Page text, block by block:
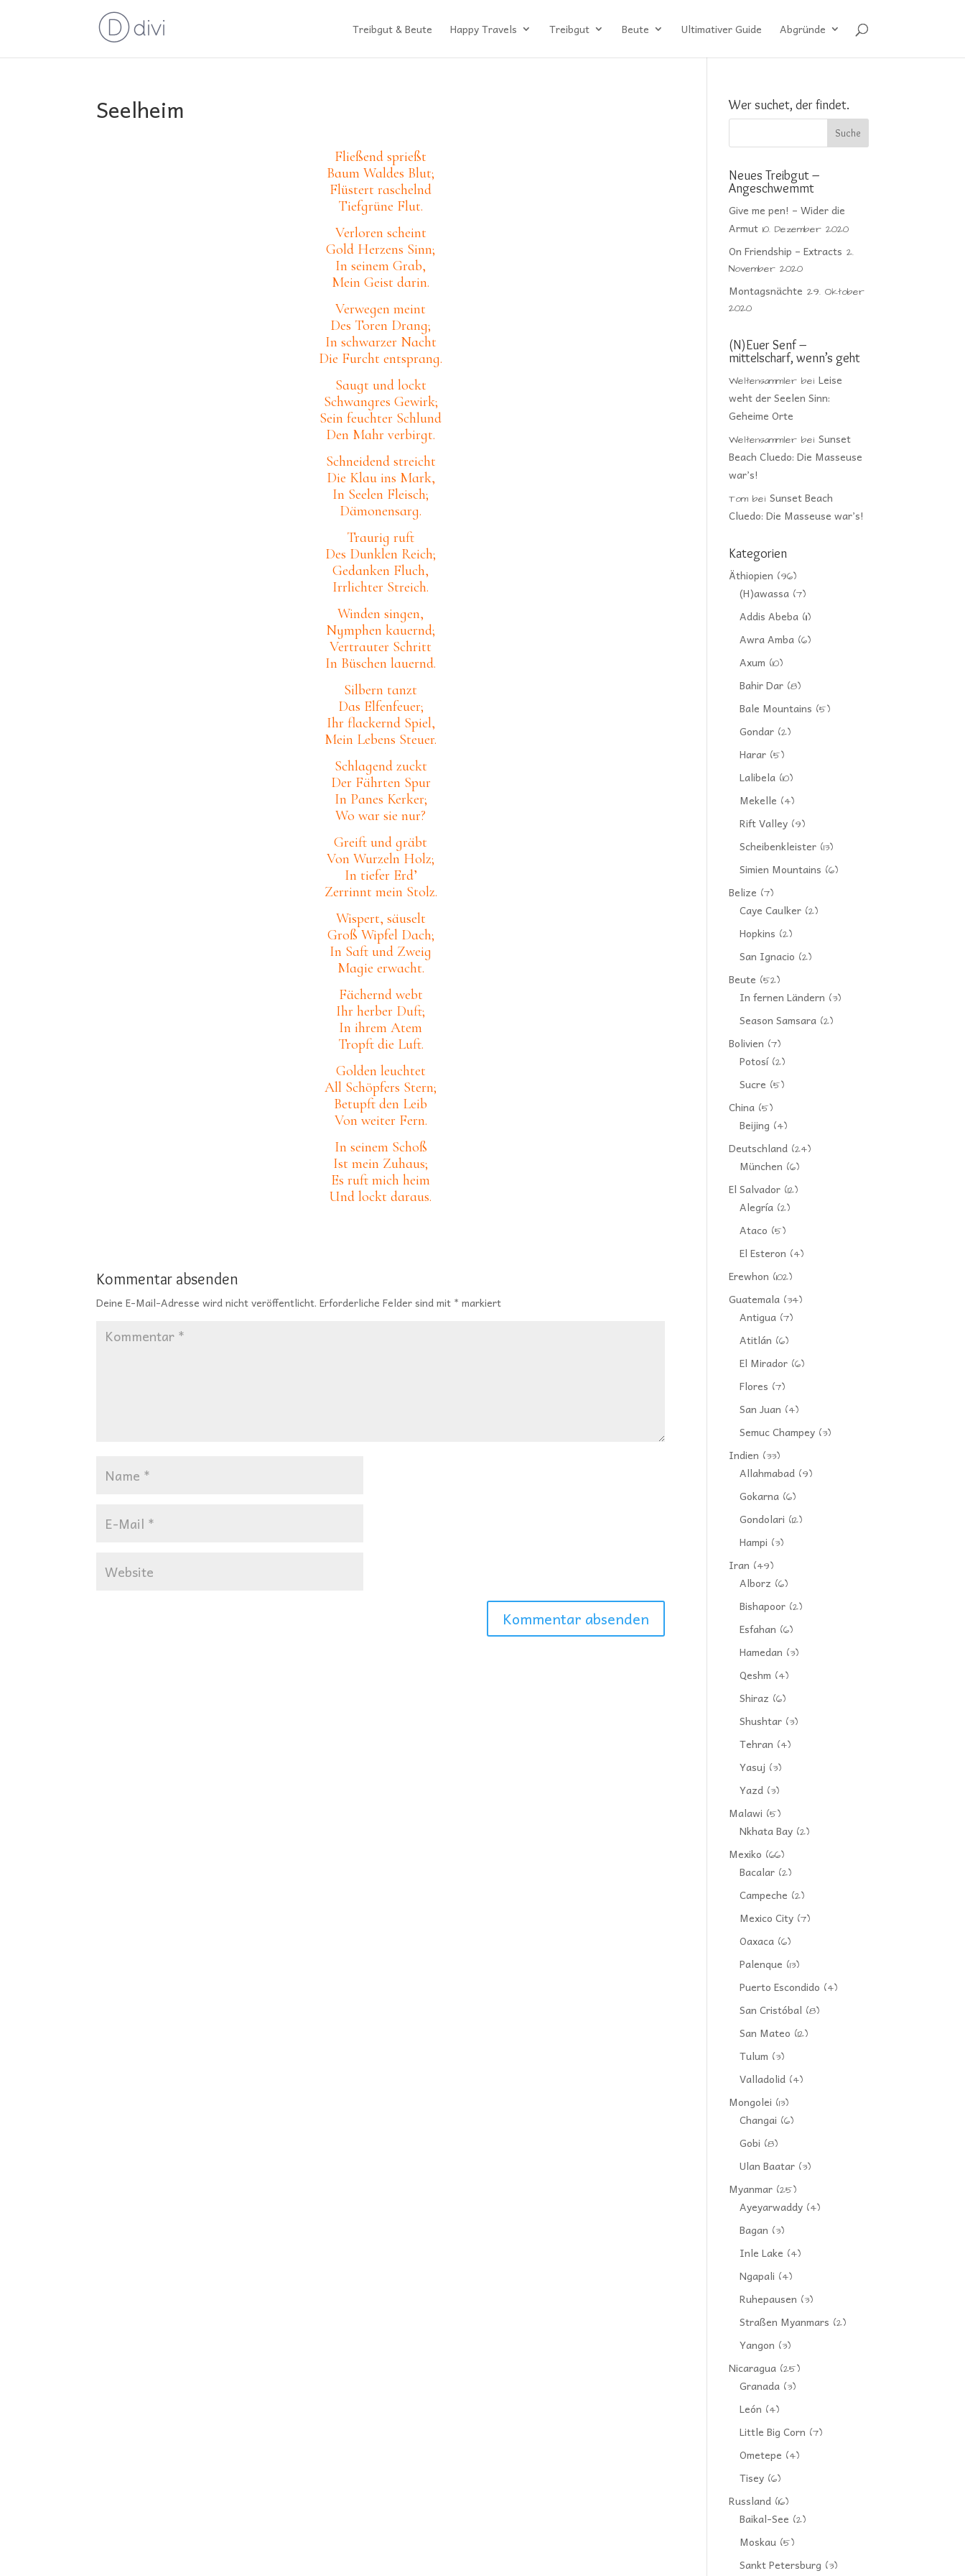
Treibgut & Beute Happy Travels Treibgut Beute Ultimativer Guide Abgründe
Seelheim
Fließend sprießt
Baum Waldes Blut;
Flüstert raschelnd
Tiefgrüne Flut.
Verloren scheint
Gold Herzens Sinn;
In seinem Grab,
Mein Geist darin.
Verwegen meint
Des Toren Drang;
In schwarzer Nacht
Die Furcht entsprang.
Saugt und lockt
Schwangres Gewirk;
Sein feuchter Schlund
Den Mahr verbirgt.
Schneidend streicht
Die Klau ins Mark,
In Seelen Fleisch;
Dämonensarg.
Traurig ruft
Des Dunklen Reich;
Gedanken Fluch,
Irrlichter Streich.
Winden singen,
Nymphen kauernd;
Vertrauter Schritt
In Büschen lauernd.
Silbern tanzt
Das Elfenfeuer;
Ihr flackernd Spiel,
Mein Lebens Steuer.
Schlagend zuckt
Der Fährten Spur
In Panes Kerker;
Wo war sie nur?
Greift und gräbt
Von Wurzeln Holz;
In tiefer Erd’
Zerrinnt mein Stolz.
Wispert, säuselt
Groß Wipfel Dach;
In Saft und Zweig
Magie erwacht.
Fächernd webt
Ihr herber Duft;
In ihrem Atem
Tropft die Luft.
Golden leuchtet
All Schöpfers Stern;
Betupft den Leib
Von weiter Fern.
In seinem Schoß
Ist mein Zuhaus;
Es ruft mich heim
Und lockt daraus.
Kommentar absenden
Deine E-Mail-Adresse wird nicht veröffentlicht. Erforderliche Felder sind mit * markiert
Wer suchet, der findet.
Neues Treibgut –
Angeschwemmt
Give me pen! – Wider die
Armut 10. Dezember 2020
On Friendship – Extracts 2.
November 2020
Montagsnächte 29. Oktober
2020
(N)Euer Senf –
mittelscharf, wenn’s geht
Weltensammler beiLeise
weht der Seelen Sinn:
Geheime Orte
Weltensammler beiSunset
Beach Cluedo: Die Masseuse
war’s!
Tom beiSunset Beach
Cluedo: Die Masseuse war’s!
Kategorien
Äthiopien (96)
(H)awassa (7)
Addis Abeba (11)
Awra Amba (6)
Axum (10)
Bahir Dar (8)
Bale Mountains (5)
Gondar (2)
Harar (5)
Lalibela (10)
Mekelle (4)
Rift Valley (9)
Scheibenkleister (13)
Simien Mountains (6)
Belize (7)
Caye Caulker (2)
Hopkins (2)
San Ignacio (2)
Beute (52)
In fernen Ländern (3)
Season Samsara (2)
Bolivien (7)
Potosí(2)
Sucre (5)
China (5)
Beijing (4)
Deutschland (24)
München (6)
El Salvador (12)
Alegría (2)
Ataco (5)
El Esteron (4)
Erewhon (102)
Guatemala (34)
Antigua (7)
Atitlán (6)
El Mirador (6)
Flores (7)
San Juan (4)
Semuc Champey (3)
Indien (33)
Allahmabad (9)
Gokarna (6)
Gondolari (12)
Hampi (3)
Iran (49)
Alborz (6)
Bishapoor (2)
Esfahan (6)
Hamedan (3)
Qeshm (4)
Shiraz (6)
Shushtar (3)
Tehran (4)
Yasuj (3)
Yazd (3)
Malawi (5)
Nkhata Bay (2)
Mexiko (66)
Bacalar (2)
Campeche (2)
Mexico City (7)
Oaxaca (6)
Palenque (13)
Puerto Escondido (4)
San Cristóbal (8)
San Mateo (12)
Tulum (3)
Valladolid (4)
Mongolei (13)
Changai (6)
Gobi (8)
Ulan Baatar (3)
Myanmar (25)
Ayeyarwaddy (4)
Bagan (3)
Inle Lake (4)
Ngapali (4)
Ruhepausen (3)
Straßen Myanmars (2)
Yangon (3)
Nicaragua (25)
Granada (3)
León (4)
Little Big Corn (7)
Ometepe (4)
Tisey (6)
Russland (16)
Baikal-See (2)
Moskau (5)
Sankt Petersburg (3)